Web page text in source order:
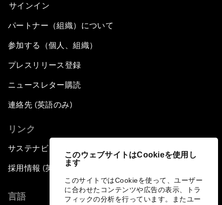
このウェブサイトはCookieを使用し
ます
このサイトではCookieを使って、ユーザー
に合わせたコンテンツや広告の表示、トラ
フィックの分析を行っています。またユー
サインイン
パートナー（組織）について
参加する（個人、組織）
プレスリリース登録
ニュースレター購読
連絡先 (英語のみ)
リンク
サステナビリティへの取り組み
採用情報 (英語のみ)
言語